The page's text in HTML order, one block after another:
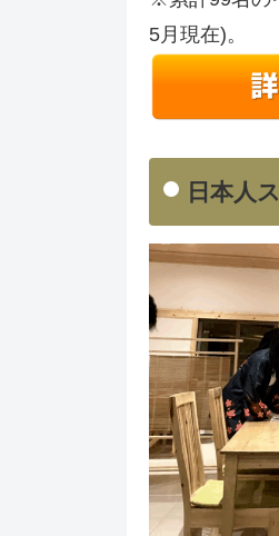
5月現在)。
日本人